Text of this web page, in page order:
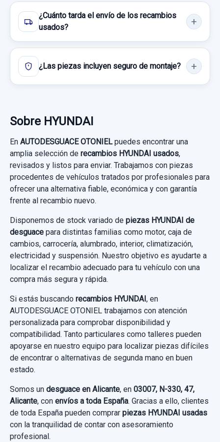
HYUNDAI I30 (GD) TREND
Garantía 1 año
Sin IVA, gastos de envío no incluidos.
Consultar por whatsapp
CERRADURA PUERTA DELANTERA IZQUIERDA
6 PINS
CERRADURA PUERTA DELANTERA... usado.
HYUNDAI I30 (GD) TREND
Garantía 1 año
AIREADOR DELANTERO DERECHO usado.
HYUNDAI I30 (GD) TREND
Ref: 620889
15,00 €
Sin IVA, gastos de envío no incluidos.
Consultar por whatsapp
HYUNDAI I30 (GD) TREND
Garantía 1 año
Ref:619262
30,00 €
Sin IVA, gastos de envío no incluidos.
Consultar por whatsapp
MANETA INTERIOR DELANTERA IZQUIERDA
MANETA INTERIOR DELANTERA
HYUNDAI I30 (GD) TREND
Garantía 1 año
Ref: 620883
15,00 €
Sin IVA, gastos de envío no incluidos.
Consultar por whatsapp
PINZA FRENO DELANTERA IZQUIERDA MOBIS
MOBIS usado.
HYUNDAI I30 (GD) TREND
Garantía 1 año
620899
30,00 €
Sin IVA, gastos de envío no incluidos.
Consultar por whatsapp
¿Cuánto tarda el envío de los recambios
usados?
¿Las piezas incluyen seguro de montaje?
Sobre HYUNDAI
En AUTODESGUACE OTONIELpuedes encontrar una
amplia selección de recambios HYUNDAI usados,
revisados y listos para enviar. Trabajamos con piezas
procedentes de vehículos tratados por profesionales para
ofrecer una alternativa fiable, económica y con garantía
frente al recambio nuevo.
Disponemos de stock variado de piezas HYUNDAI de
desguace para distintas familias como motor, caja de
cambios, carrocería, alumbrado, interior, climatización,
electricidad y suspensión. Nuestro objetivo es ayudarte a
localizar el recambio adecuado para tu vehículo con una
compra más segura y rápida.
Si estás buscando recambios HYUNDAI, en
AUTODESGUACE OTONIEL trabajamos con atención
personalizada para comprobar disponibilidad y
compatibilidad. Tanto particulares como talleres pueden
apoyarse en nuestro equipo para localizar piezas difíciles
de encontrar o alternativas de segunda mano en buen
estado.
Somos un desguace en Alicante, en 03007, N-330, 47,
Alicante, con envíos a toda España. Gracias a ello, clientes
de toda España pueden comprar piezas HYUNDAI usadas
con la tranquilidad de contar con asesoramiento
profesional.